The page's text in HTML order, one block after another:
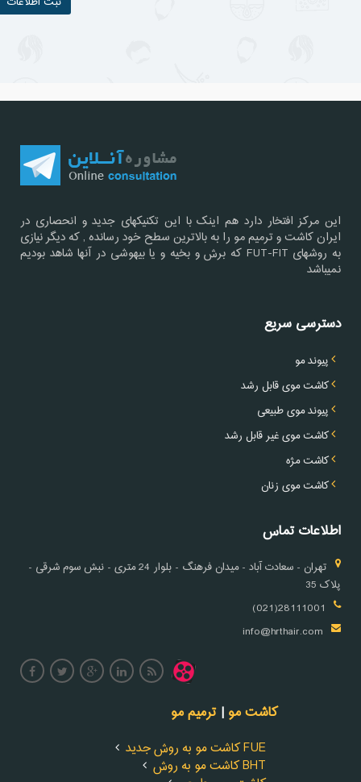
این مرکز افتخار دارد هم اینک با این تکنیکهای جدید و انحصاری در
ایران کاشت و ترمیم مو را به بالاترین سطح خود رسانده , که دیگر نیازی
به روشهای FUT-FIT که برش و بخیه و یا بیهوشی در آنها شاهد بودیم
نمیباشد
دسترسی سریع
پیوند مو
کاشت موی قابل رشد
پیوند موی طبیعی
کاشت موی غیر قابل رشد
کاشت مژه
کاشت موی زنان
اطلاعات تماس
تهران - سعادت آباد - میدان فرهنگ - بلوار 24 متری - نبش سوم شرقی -
پلاک 35
28111001(021)
info@hrthair.com
کاشت مو | ترمیم مو
کاشت مو به روش جدید FUE
کاشت مو به روش BHT